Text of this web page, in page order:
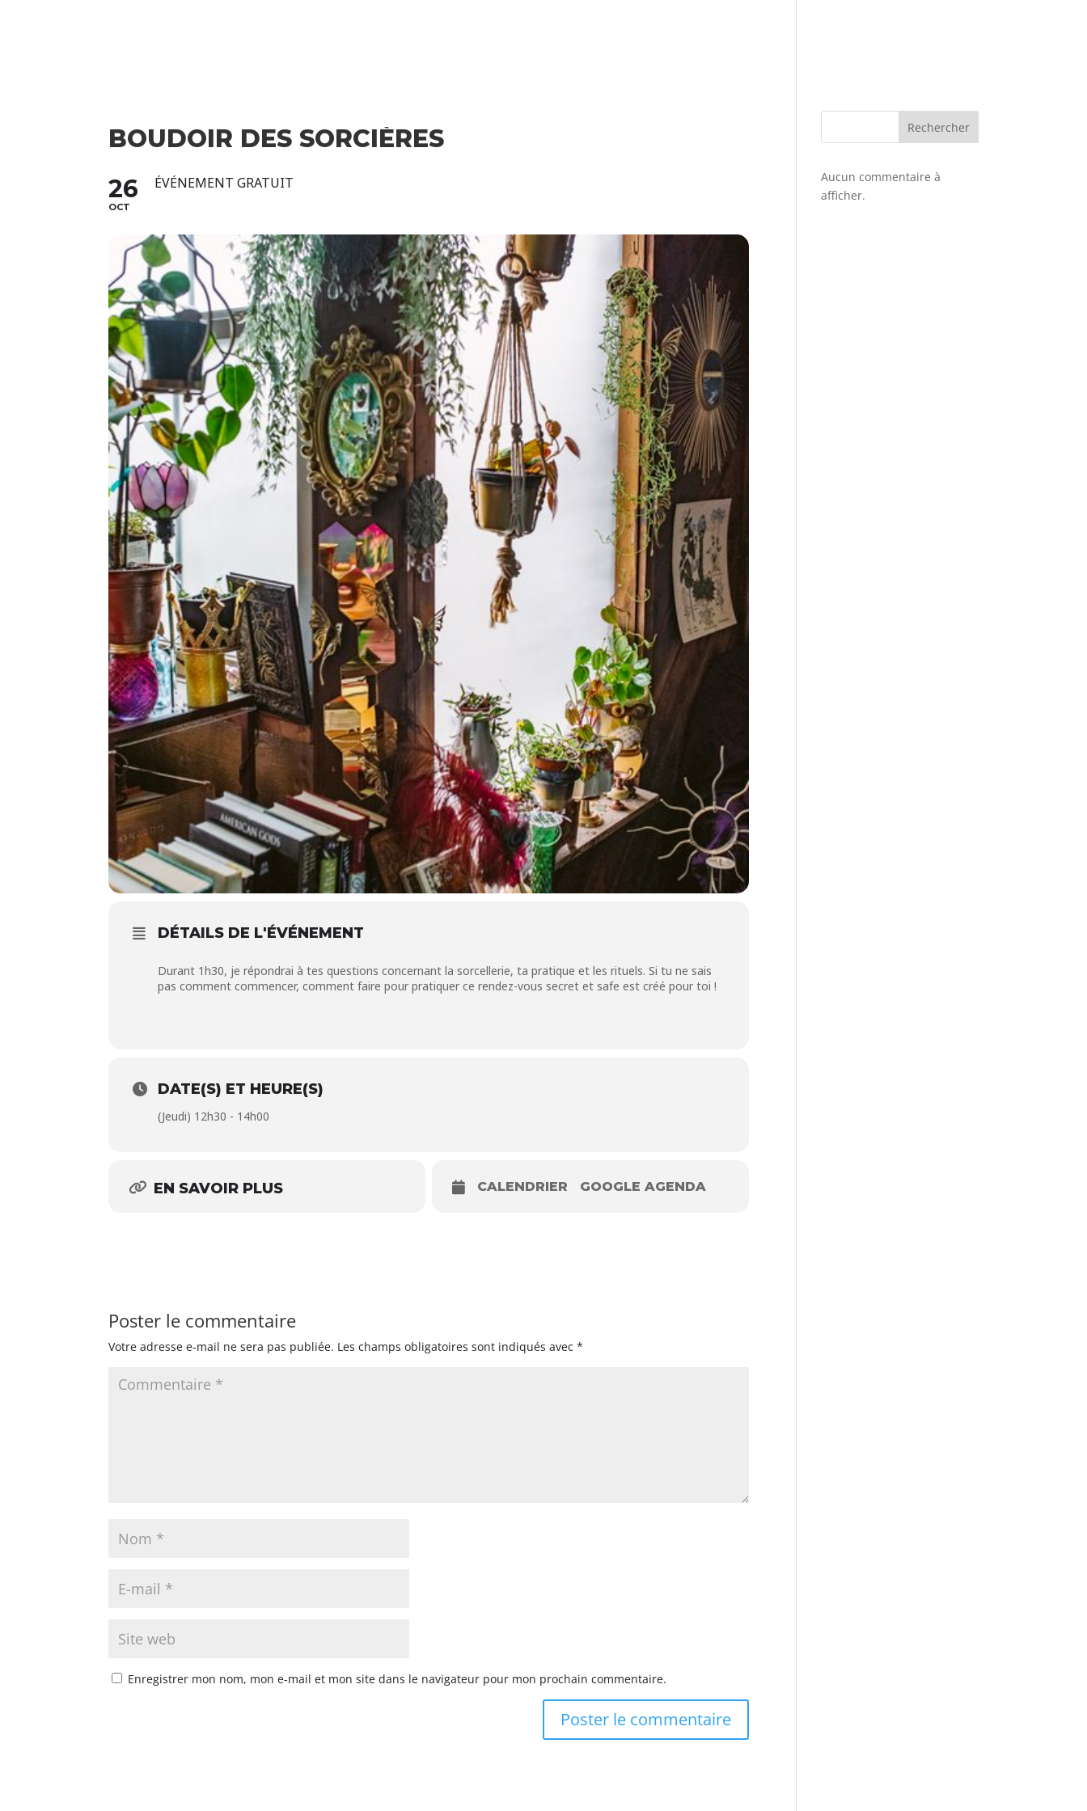
BOUDOIR DES SORCIÈRES
26
OCT
ÉVÉNEMENT GRATUIT
DÉTAILS DE L'ÉVÉNEMENT
Durant 1h30, je répondrai à tes questions concernant la sorcellerie, ta pratique et les rituels. Si tu ne sais
pas comment commencer, comment faire pour pratiquer ce rendez-vous secret et safe est créé pour toi !
DATE(S) ET HEURE(S)
(Jeudi) 12h30 - 14h00
EN SAVOIR PLUS CALENDRIER GOOGLE AGENDA
Poster le commentaire
Votre adresse e-mail ne sera pas publiée. Les champs obligatoires sont indiqués avec*
Enregistrer mon nom, mon e-mail et mon site dans le navigateur pour mon prochain commentaire.
Rechercher
Aucun commentaire à
afficher.